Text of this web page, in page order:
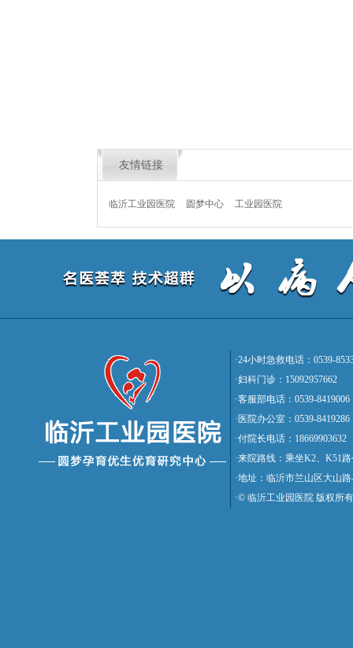
友情链接
临沂工业园医院 圆梦中心 工业园医院
·24小时急救电话：0539-
·妇科门诊：15092957662
·客服部电话：0539-8419006
·医院办公室：0539-8419286
·付院长电话：18669903632
·来院路线：乘坐K2、K51
·地址：临沂市兰山区大山
·© 临沂工业园医院 版权所